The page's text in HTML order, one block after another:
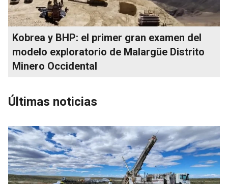
Kobrea y BHP: el primer gran examen del
modelo exploratorio de Malargüe Distrito
Minero Occidental
Últimas noticias